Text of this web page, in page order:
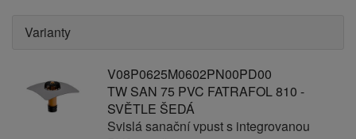
Varianty
V08P0625M0602PN00PD00
TW SAN 75 PVC FATRAFOL 810 -
SVĚTLE ŠEDÁ
Svislá sanační vpust s integrovanou